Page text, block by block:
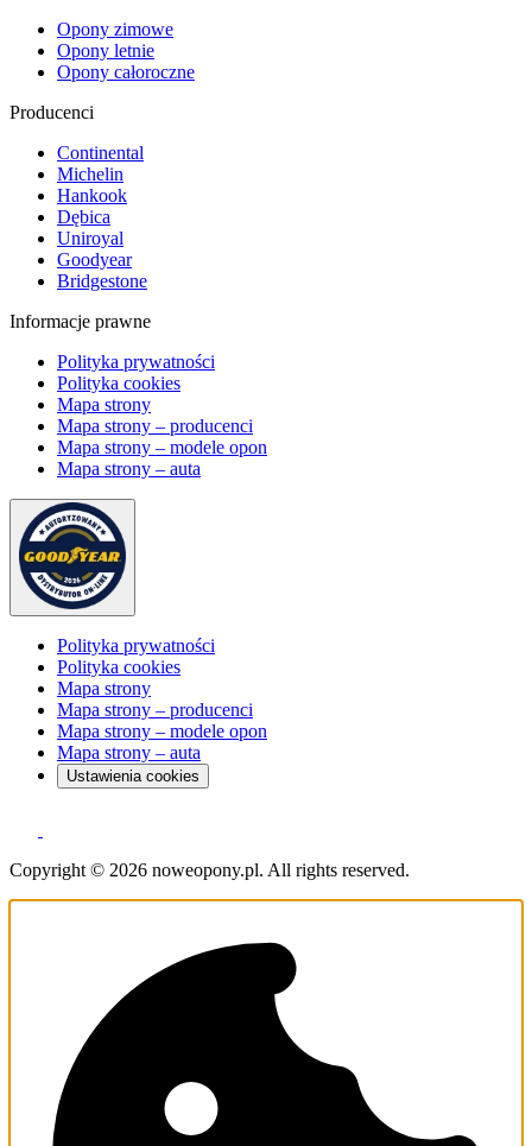
Opony zimowe
Opony letnie
Opony całoroczne
Producenci
Continental
Michelin
Hankook
Dębica
Uniroyal
Goodyear
Bridgestone
Informacje prawne
Polityka prywatności
Polityka cookies
Mapa strony
Mapa strony – producenci
Mapa strony – modele opon
Mapa strony – auta
Polityka prywatności
Polityka cookies
Mapa strony
Mapa strony – producenci
Mapa strony – modele opon
Mapa strony – auta
Ustawienia cookies
Copyright © 2026 noweopony.pl. All rights reserved.